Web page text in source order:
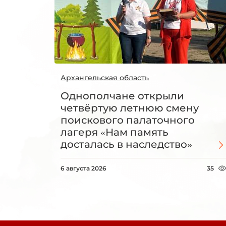
Архангельская область
Однополчане открыли
четвёртую летнюю смену
поискового палаточного
лагеря «Нам память
досталась в наследство»
6 августа 2026 35